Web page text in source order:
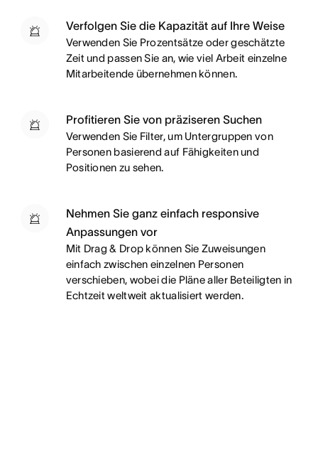
Verfolgen Sie die Kapazität auf Ihre Weise
Verwenden Sie Prozentsätze oder geschätzte
Zeit und passen Sie an, wie viel Arbeit einzelne
Mitarbeitende übernehmen können.
Profitieren Sie von präziseren Suchen
Verwenden Sie Filter, um Untergruppen von
Personen basierend auf Fähigkeiten und
Positionen zu sehen.
Nehmen Sie ganz einfach responsive
Anpassungen vor
Mit Drag & Drop können Sie Zuweisungen
einfach zwischen einzelnen Personen
verschieben, wobei die Pläne aller Beteiligten in
Echtzeit weltweit aktualisiert werden.